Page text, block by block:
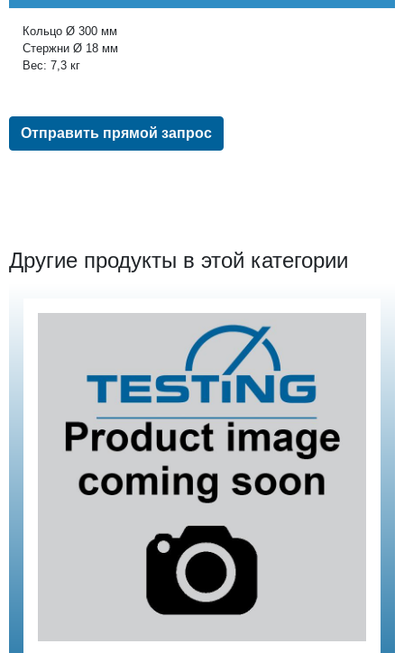
Кольцо Ø 300 мм
Стержни Ø 18 мм
Вес: 7,3 кг
Отправить прямой запрос
Другие продукты в этой категории